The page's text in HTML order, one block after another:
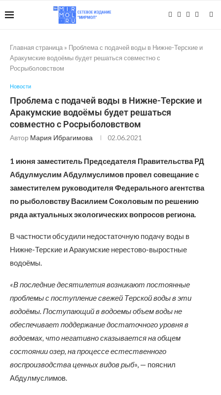
Главная страница » Проблема с подачей воды в Нижне-Терские и
Аракумские водоёмы будет решаться совместно с
Росрыболовством
Новости
Проблема с подачей воды в Нижне-Терские и
Аракумские водоёмы будет решаться
совместно с Росрыболовством
Автор Мария Ибрагимова 02.06.2021
1 июня заместитель Председателя Правительства РД
Абдулмуслим Абдулмуслимов провел совещание с
заместителем руководителя Федерального агентства
по рыболовству Василием Соколовым по решению
ряда актуальных экологических вопросов региона.
В частности обсудили недостаточную подачу воды в
Нижне-Терские и Аракумские нерестово-выростные
водоёмы.
«В последние десятилетия возникают постоянные
проблемы с поступление свежей Терской воды в эти
водоёмы. Поступающий в водоемы объем воды не
обеспечивает поддержание достаточного уровня в
водоемах, что негативно сказывается на общем
состоянии озер, на процессе естественного
воспроизводства ценных видов рыб», — пояснил
Абдулмуслимов.